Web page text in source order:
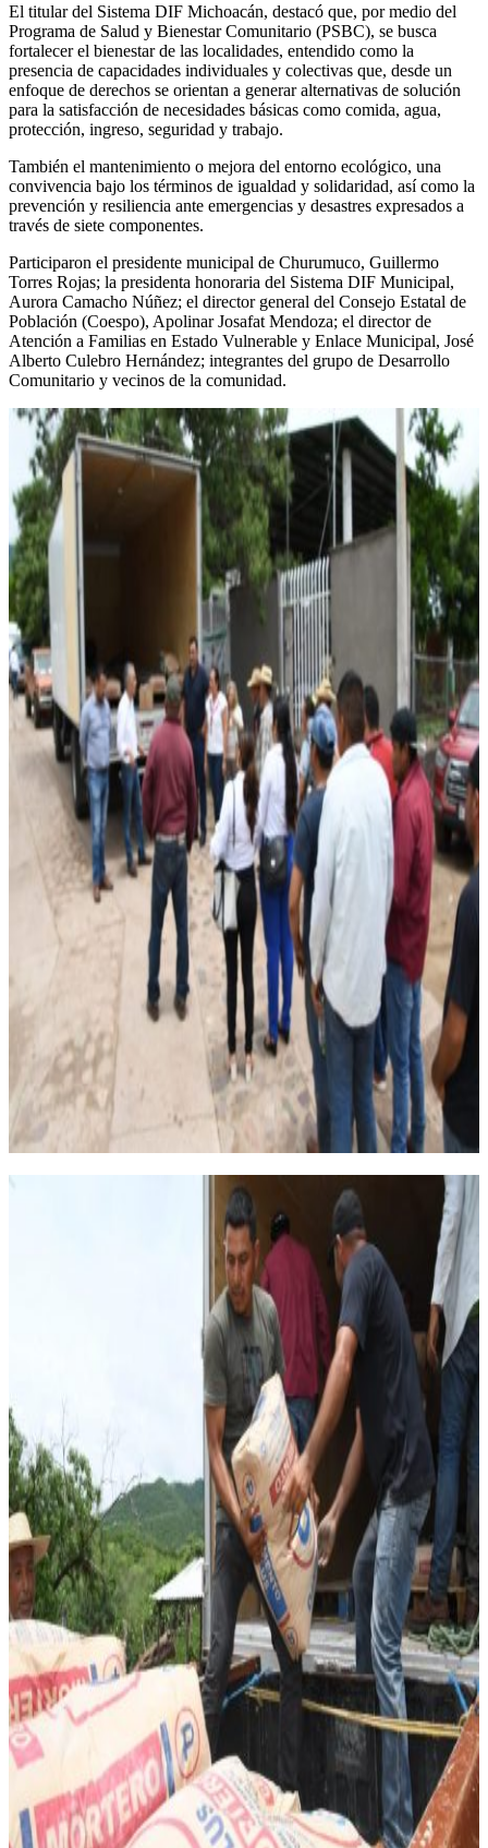
El titular del Sistema DIF Michoacán, destacó que, por medio del
Programa de Salud y Bienestar Comunitario (PSBC), se busca
fortalecer el bienestar de las localidades, entendido como la
presencia de capacidades individuales y colectivas que, desde un
enfoque de derechos se orientan a generar alternativas de solución
para la satisfacción de necesidades básicas como comida, agua,
protección, ingreso, seguridad y trabajo.
También el mantenimiento o mejora del entorno ecológico, una
convivencia bajo los términos de igualdad y solidaridad, así como la
prevención y resiliencia ante emergencias y desastres expresados a
través de siete componentes.
Participaron el presidente municipal de Churumuco, Guillermo
Torres Rojas; la presidenta honoraria del Sistema DIF Municipal,
Aurora Camacho Núñez; el director general del Consejo Estatal de
Población (Coespo), Apolinar Josafat Mendoza; el director de
Atención a Familias en Estado Vulnerable y Enlace Municipal, José
Alberto Culebro Hernández; integrantes del grupo de Desarrollo
Comunitario y vecinos de la comunidad.